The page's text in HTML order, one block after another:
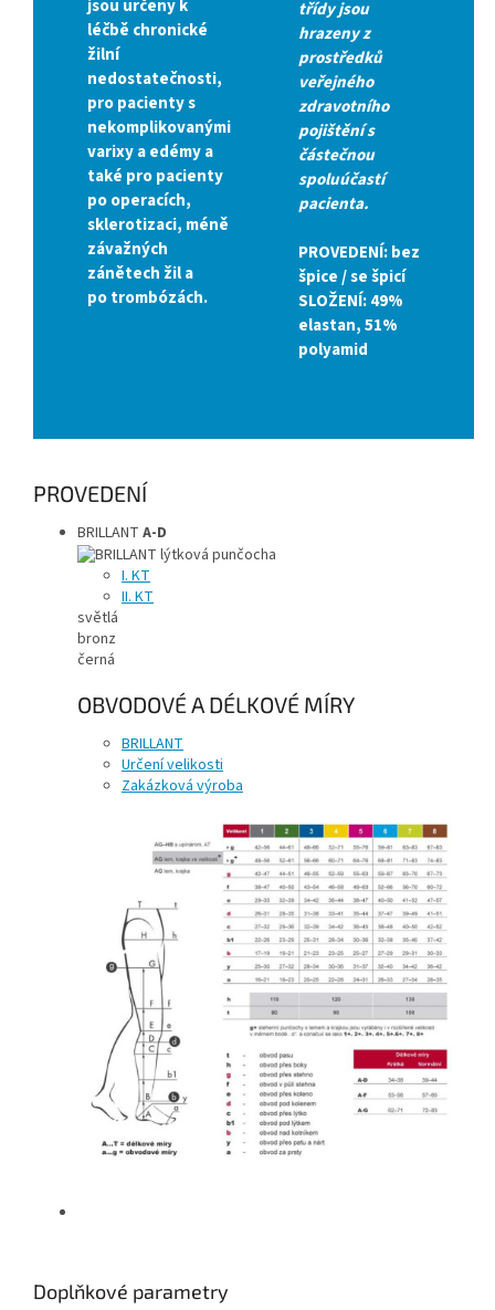
jsou určeny k
léčbě chronické
žilní
nedostatečnosti,
pro pacienty s
nekomplikovanými
varixy a edémy a
také pro pacienty
po operacích,
sklerotizaci, méně
závažných
zánětech žil a
po trombózách.
třídy jsou
hrazeny z
prostředků
veřejného
zdravotního
pojištění s
částečnou
spoluúčastí
pacienta.
PROVEDENÍ:bez
špice / se špicí
SLOŽENÍ:49%
elastan, 51%
polyamid
PROVEDENÍ
BRILLANT A-D
I. KT
II. KT
světlá
bronz
černá
OBVODOVÉ A DÉLKOVÉ MÍRY
BRILLANT
Určení velikosti
Zakázková výroba
Doplňkové parametry